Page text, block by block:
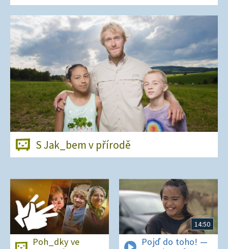
S Jak_bem v přírodě
Poh_dky ve
14:50
Pojď do toho! —